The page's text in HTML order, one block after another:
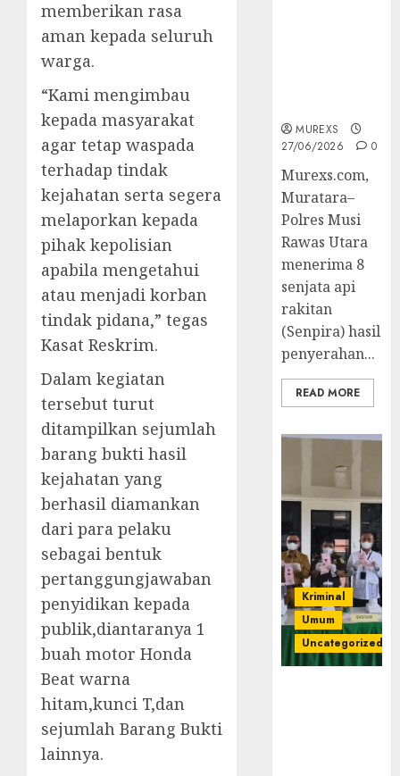
memberikan rasa
aman kepada seluruh
warga.
“Kami mengimbau
kepada masyarakat
agar tetap waspada
terhadap tindak
kejahatan serta segera
melaporkan kepada
pihak kepolisian
apabila mengetahui
atau menjadi korban
tindak pidana,” tegas
Kasat Reskrim.
Dalam kegiatan
tersebut turut
ditampilkan sejumlah
barang bukti hasil
kejahatan yang
berhasil diamankan
dari para pelaku
sebagai bentuk
pertanggungjawaban
penyidikan kepada
publik,diantaranya 1
buah motor Honda
Beat warna
hitam,kunci T,dan
sejumlah Barang Bukti
lainnya.
MUREXS
27/06/2026
0
Murexs.com,
Muratara–
Polres Musi
Rawas Utara
menerima 8
senjata api
rakitan
(Senpira) hasil
penyerahan...
READ MORE
Kriminal
Umum
Uncategorized